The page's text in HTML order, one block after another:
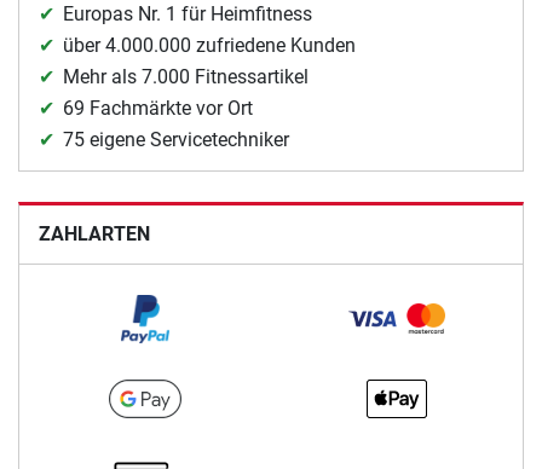
Europas Nr. 1 für Heimfitness
über 4.000.000 zufriedene Kunden
Mehr als 7.000 Fitnessartikel
69 Fachmärkte vor Ort
75 eigene Servicetechniker
ZAHLARTEN